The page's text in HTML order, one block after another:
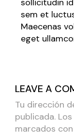
sem et
Maecenas
eget
LEAVE A
Tu dirección
publicada.
marcados con